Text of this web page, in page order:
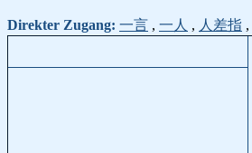
Direkter Zugang: 一言 , 一人 , 人差指 ,